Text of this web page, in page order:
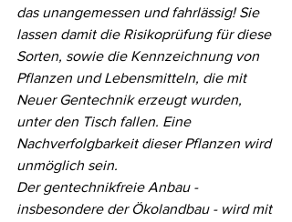
das unangemessen und fahrlässig! Sie
lassen damit die Risikoprüfung für diese
Sorten, sowie die Kennzeichnung von
Pflanzen und Lebensmitteln, die mit
Neuer Gentechnik erzeugt wurden,
unter den Tisch fallen. Eine
Nachverfolgbarkeit dieser Pflanzen wird
unmöglich sein.
Der gentechnikfreie Anbau -
insbesondere der Ökolandbau - wird mit